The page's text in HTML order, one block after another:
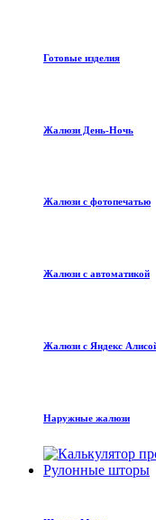
Готовые изделия
Жалюзи День-Ночь
Жалюзи с фотопечатью
Жалюзи с автоматикой
Жалюзи с Яндекс
Наружные жалюзи
Рулонные шторы